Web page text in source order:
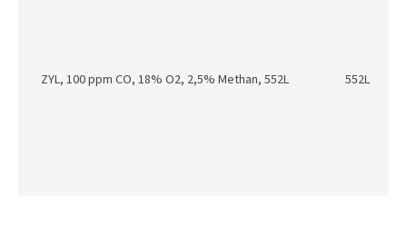
ZYL, 100 ppm CO, 18% O2, 2,5% Methan, 552L 552L